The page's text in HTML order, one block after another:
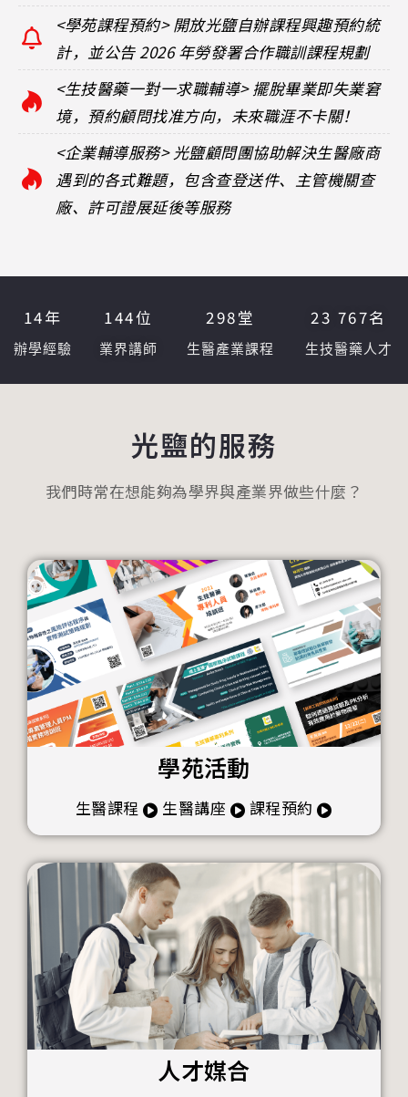
<學苑課程預約> 開放光鹽自辦課程興趣預約統
計，並公告 2026 年勞發署合作職訓課程規劃
<生技醫藥一對一求職輔導> 擺脫畢業即失業窘
境，預約顧問找准方向，未來職涯不卡關！
<企業輔導服務> 光鹽顧問團協助解決生醫廠商
遇到的各式難題，包含查登送件、主管機關查
廠、許可證展延後等服務
辦學經驗
14年
業界講師
144位
生醫產業課程
298堂
生技醫藥人才
23 767名
光鹽的服務
我們時常在想能夠為學界與產業界做些什麼？
學苑活動
生醫課程 生醫講座 課程預約
人才媒合